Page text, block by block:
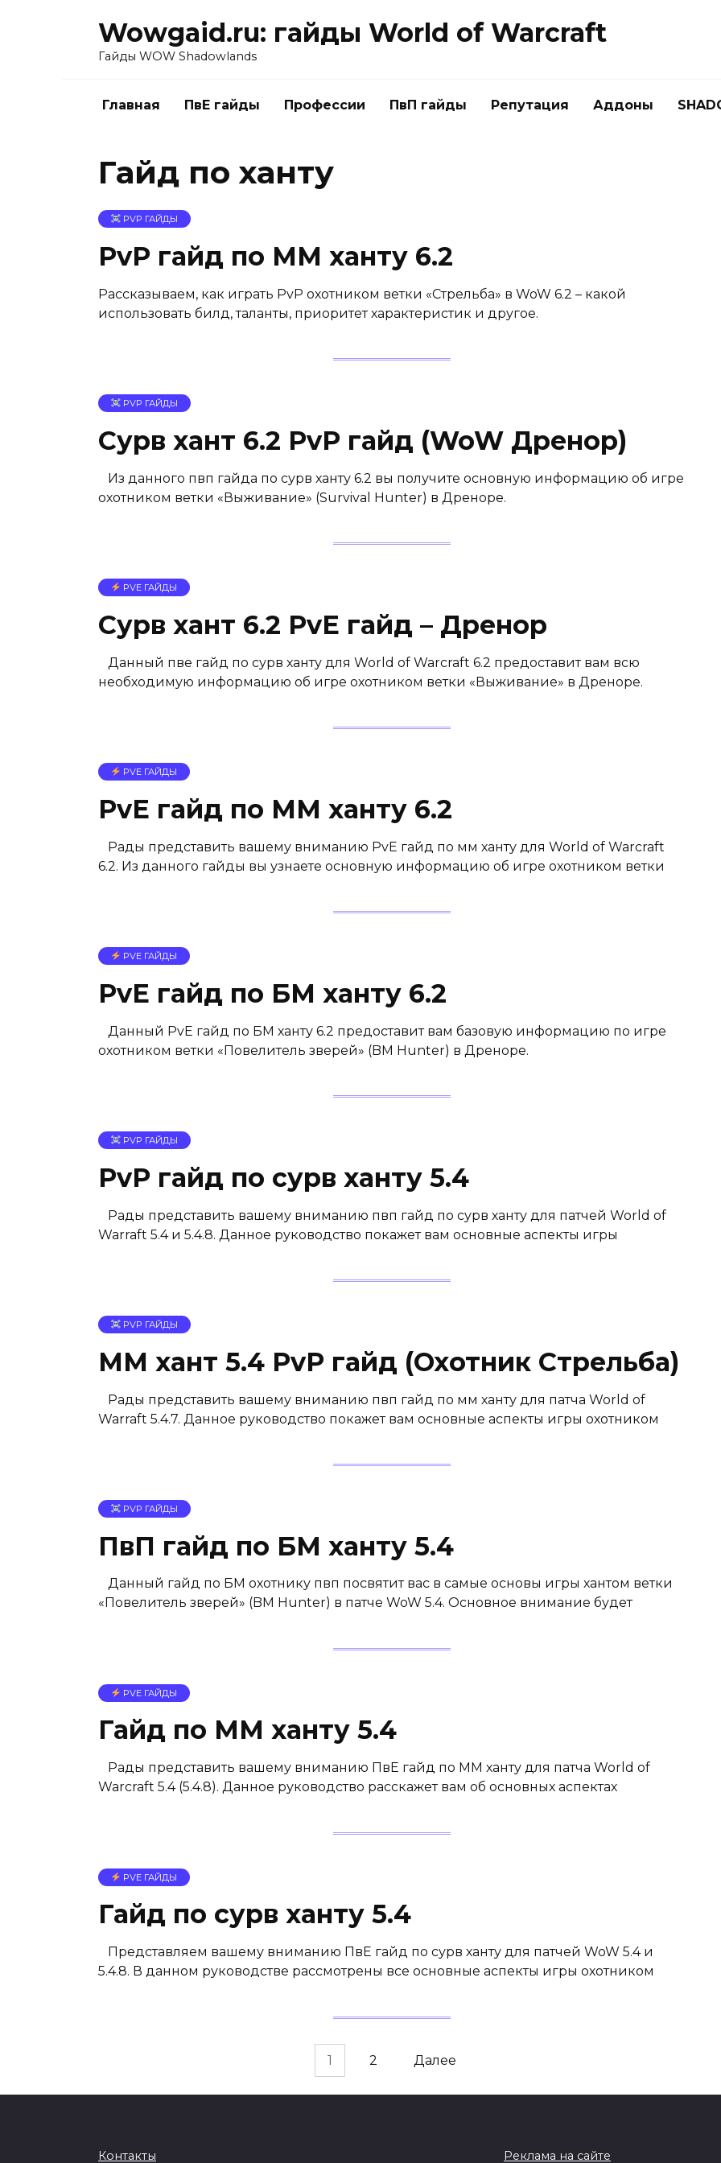
Wowgaid.ru: гайды World of Warcraft
Гайды WOW Shadowlands
Главная ПвЕ гайды Профессии ПвП гайды Репутация Аддоны
Гайд по ханту
PVP ГАЙДЫ
PvP гайд по ММ ханту 6.2
Рассказываем, как играть PvP охотником ветки «Стрельба» в WoW 6.2 – какой
использовать билд, таланты, приоритет характеристик и другое.
PVP ГАЙДЫ
Сурв хант 6.2 PvP гайд (WoW Дренор)
Из данного пвп гайда по сурв ханту 6.2 вы получите основную информацию об игре
охотником ветки «Выживание» (Survival Hunter) в Дреноре.
PVE ГАЙДЫ
Сурв хант 6.2 PvE гайд – Дренор
Данный пве гайд по сурв ханту для World of Warcraft 6.2 предоставит вам всю
необходимую информацию об игре охотником ветки «Выживание» в Дреноре.
PVE ГАЙДЫ
PvE гайд по ММ ханту 6.2
Рады представить вашему вниманию PvE гайд по мм ханту для World of Warcraft
6.2. Из данного гайды вы узнаете основную информацию об игре охотником ветки
PVE ГАЙДЫ
PvE гайд по БМ ханту 6.2
Данный PvE гайд по БМ ханту 6.2 предоставит вам базовую информацию по игре
охотником ветки «Повелитель зверей» (BM Hunter) в Дреноре.
PVP ГАЙДЫ
PvP гайд по сурв ханту 5.4
Рады представить вашему вниманию пвп гайд по сурв ханту для патчей World of
Warraft 5.4 и 5.4.8. Данное руководство покажет вам основные аспекты игры
PVP ГАЙДЫ
ММ хант 5.4 PvP гайд (Охотник Стрельба)
Рады представить вашему вниманию пвп гайд по мм ханту для патча World of
Warraft 5.4.7. Данное руководство покажет вам основные аспекты игры охотником
PVP ГАЙДЫ
ПвП гайд по БМ ханту 5.4
Данный гайд по БМ охотнику пвп посвятит вас в самые основы игры хантом ветки
«Повелитель зверей» (BM Hunter) в патче WoW 5.4. Основное внимание будет
PVE ГАЙДЫ
Гайд по ММ ханту 5.4
Рады представить вашему вниманию ПвЕ гайд по ММ ханту для патча World of
Warcraft 5.4 (5.4.8). Данное руководство расскажет вам об основных аспектах
PVE ГАЙДЫ
Гайд по сурв ханту 5.4
Представляем вашему вниманию ПвЕ гайд по сурв ханту для патчей WoW 5.4 и
5.4.8. В данном руководстве рассмотрены все основные аспекты игры охотником
1 2 Далее
Контакты Реклама на сайте